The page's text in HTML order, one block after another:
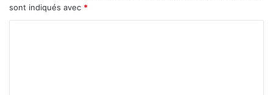
sont indiqués avec *